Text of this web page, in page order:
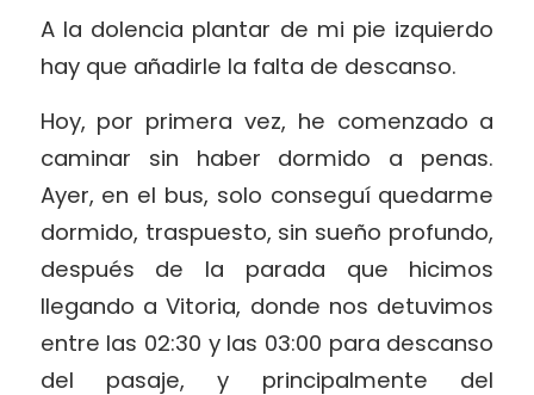
A la dolencia plantar de mi pie izquierdo
hay que añadirle la falta de descanso.
Hoy, por primera vez, he comenzado a
caminar sin haber dormido a penas.
Ayer, en el bus, solo conseguí quedarme
dormido, traspuesto, sin sueño profundo,
después de la parada que hicimos
llegando a Vitoria, donde nos detuvimos
entre las 02:30 y las 03:00 para descanso
del pasaje, y principalmente del